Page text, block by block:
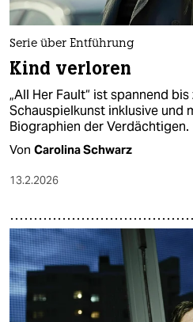
Serie über Entführung
Kind verloren
„All Her Fault“ ist spannend
Schauspielkunst inklusive und
Biographien der Verdächtigen.
Von Carolina Schwarz
13.2.2026